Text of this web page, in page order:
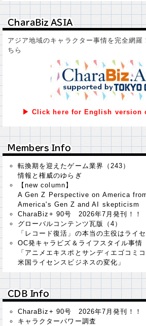
ＣｈａｒａＢｉｚ ＡＳＩＡ
ＣｈａｒａＢｉｚ ＡＳＩＡ
アジア地域のキャラクター事情を完全網
ちら
▶ Click here for English version
Ｍｅｍｂｅｒｓ Ｉｎｆｏ
Ｍｅｍｂｅｒｓ Ｉｎｆｏ
転換期を迎えたゲーム業界（243）
情報と権威のゆらぎ
【new column】
A Gen Z Perspective on America
America's Gen Z and AI skepticism
CharaBiz+ 90号 2026年7月発刊！！
グローバルコンテンツ瓦版（4）
「レコード復活」の本当の主役はライ
OC発キャラビズ＆ライフスタイル事情
「アニメエキスポとサンディエゴコミ
米国ライセンスビジネスの変化」
ＣＤＢ Ｉｎｆｏ
ＣＤＢ Ｉｎｆｏ
CharaBiz+ 90号 2026年7月発刊！！
キャラクターパワー調査